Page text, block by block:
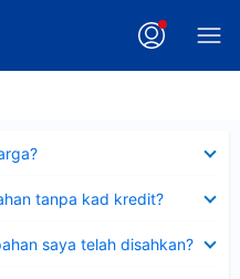
tanpa kad kredit?
saya telah disahkan?